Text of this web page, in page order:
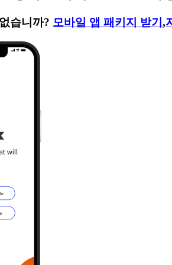
습니까? 모바일 앱 패키지 받기 ,